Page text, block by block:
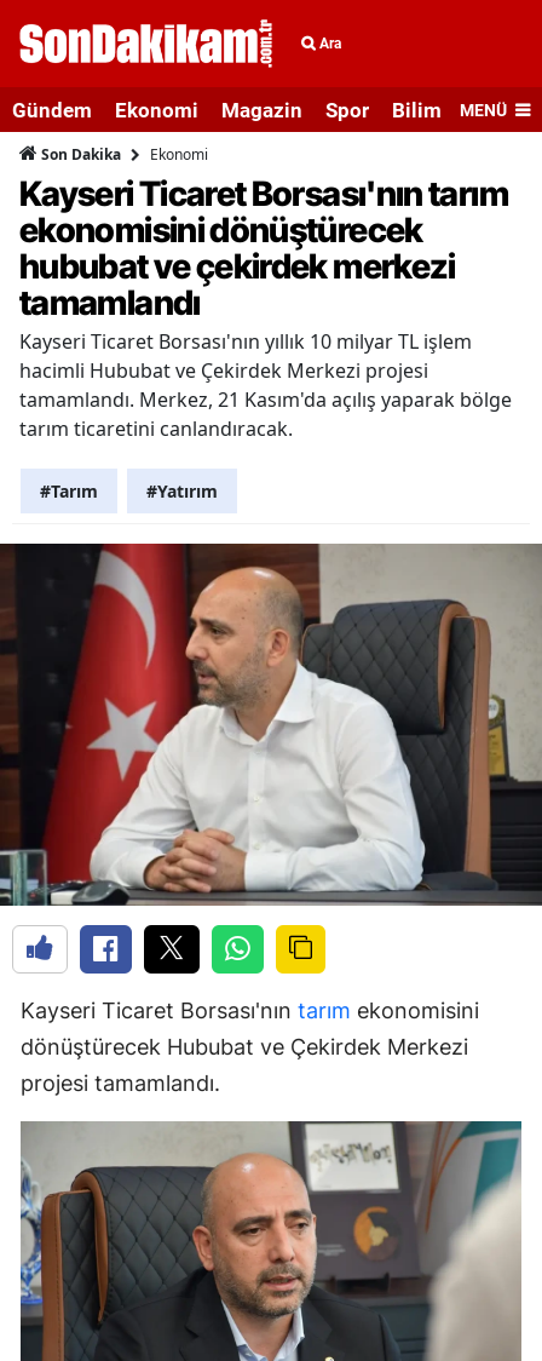
Ara
Gündem Ekonomi Magazin Spor Bilim veMENÜ
Son Dakika Ekonomi
Kayseri Ticaret Borsası'nın tarım
ekonomisini dönüştürecek
hububat ve çekirdek merkezi
tamamlandı
Kayseri Ticaret Borsası'nın yıllık 10 milyar TL işlem
hacimli Hububat ve Çekirdek Merkezi projesi
tamamlandı. Merkez, 21 Kasım'da açılış yaparak bölge
tarım ticaretini canlandıracak.
#Tarım #Yatırım
Kayseri Ticaret Borsası'nın tarım ekonomisini
dönüştürecek Hububat ve Çekirdek Merkezi
projesi tamamlandı.